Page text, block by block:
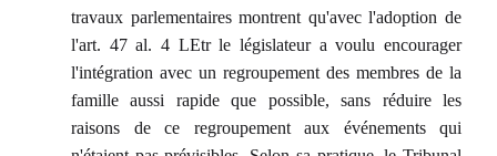
travaux parlementaires montrent qu'avec l'adoption de
l'art. 47 al. 4 LEtr le législateur a voulu encourager
l'intégration avec un regroupement des membres de la
famille aussi rapide que possible, sans réduire les
raisons de ce regroupement aux événements qui